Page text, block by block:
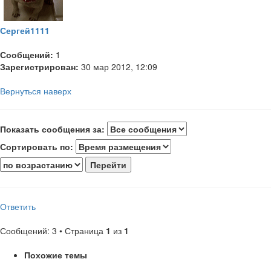
Сергей1111
Сообщений: 1
Зарегистрирован: 30 мар 2012, 12:09
Вернуться наверх
Показать сообщения за:
Сортировать по:
Ответить
Сообщений: 3 • Страница 1 из 1
Похожие темы